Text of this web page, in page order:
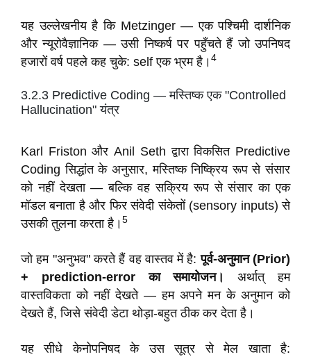
यह उल्लेखनीय है कि Metzinger — एक पश्चिमी दार्शनिक
और न्यूरोवैज्ञानिक — उसी निष्कर्ष पर पहुँचते हैं जो उपनिषद
हजारों वर्ष पहले कह चुके: self एक भ्रम है। 4
3.2.3 Predictive Coding — मस्तिष्क एक "Controlled
Hallucination" यंत्र
Karl Friston और Anil Seth द्वारा विकसित Predictive
Coding सिद्धांत के अनुसार, मस्तिष्क निष्क्रिय रूप से संसार
को नहीं देखता — बल्कि वह सक्रिय रूप से संसार का एक
मॉडल बनाता है और फिर संवेदी संकेतों (sensory inputs) से
उसकी तुलना करता है। 5
जो हम "अनुभव" करते हैं वह वास्तव में है:पूर्व-अनुमान (Prior)
+ prediction-error का समायोजन।
अर्थात् हम
वास्तविकता को नहीं देखते — हम अपने मन के अनुमान को
देखते हैं, जिसे संवेदी डेटा थोड़ा-बहुत ठीक कर देता है।
यह सीधे केनोपनिषद के उस सूत्र से मेल खाता है: